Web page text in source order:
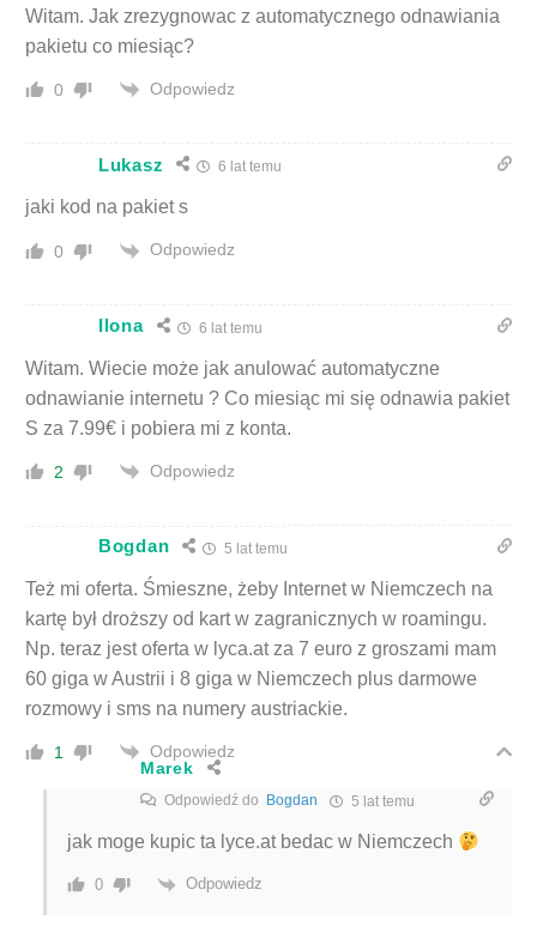
Witam. Jak zrezygnowac z automatycznego odnawiania
pakietu co miesiąc?
0 Odpowiedz
Lukasz 6 lat temu
jaki kod na pakiet s
0 Odpowiedz
Ilona 6 lat temu
Witam. Wiecie może jak anulować automatyczne
odnawianie internetu ? Co miesiąc mi się odnawia pakiet
S za 7.99€ i pobiera mi z konta.
2 Odpowiedz
Bogdan 5 lat temu
Też mi oferta. Śmieszne, żeby Internet w Niemczech na
kartę był droższy od kart w zagranicznych w roamingu.
Np. teraz jest oferta w lyca.at za 7 euro z groszami mam
60 giga w Austrii i 8 giga w Niemczech plus darmowe
rozmowy i sms na numery austriackie.
1
Odpowiedz
Marek
Odpowiedź do Bogdan 5 lat temu
jak moge kupic ta lyce.at bedac w Niemczech
0 Odpowiedz